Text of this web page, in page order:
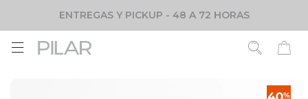
ENTREGAS Y PICKUP - 48 A 72 HORAS
